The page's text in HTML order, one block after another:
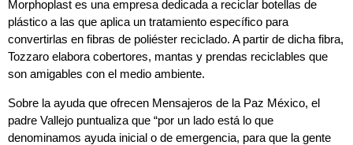
Morphoplast es una empresa dedicada a reciclar botellas de
plástico a las que aplica un tratamiento específico para
convertirlas en fibras de poliéster reciclado. A partir de dicha fibra,
Tozzaro elabora cobertores, mantas y prendas reciclables que
son amigables con el medio ambiente.
Sobre la ayuda que ofrecen Mensajeros de la Paz México, el
padre Vallejo puntualiza que “por un lado está lo que
denominamos ayuda inicial o de emergencia, para que la gente